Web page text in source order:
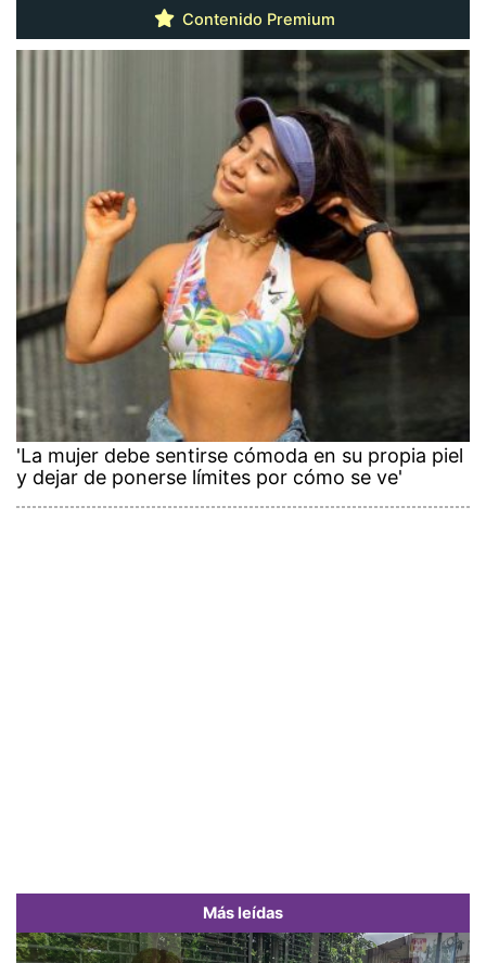
Contenido Premium
'La mujer debe sentirse cómoda en su propia piel
y dejar de ponerse límites por cómo se ve'
Más leídas